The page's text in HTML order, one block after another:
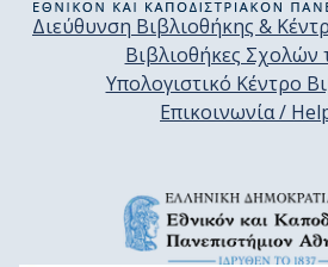
Διεύθυνση Βιβλιοθήκης &
Βιβλιοθήκες Σχολών
Υπολογιστικό Κέντρο
Επικοινωνία /